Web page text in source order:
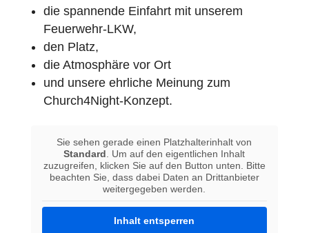
die spannende Einfahrt mit unserem
Feuerwehr-LKW,
den Platz,
die Atmosphäre vor Ort
und unsere ehrliche Meinung zum
Church4Night-Konzept.
Sie sehen gerade einen Platzhalterinhalt von
Standard. Um auf den eigentlichen Inhalt
zuzugreifen, klicken Sie auf den Button unten. Bitte
beachten Sie, dass dabei Daten an Drittanbieter
weitergegeben werden.
Inhalt entsperren